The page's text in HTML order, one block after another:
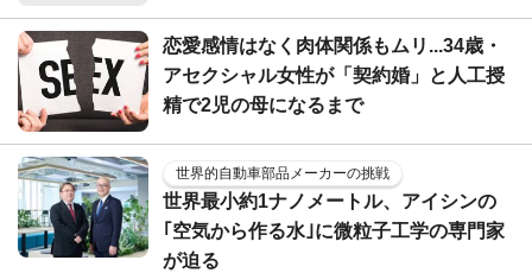
恋愛感情はなく肉体関係もムリ...34歳・
アセクシャル女性が「契約婚」と人工授
精で2児の母になるまで
世界的自動車部品メーカーの挑戦
世界最小約1ナノメートル、アイシンの
｢空気から作る水｣に微粒子工学の専門家
が迫る